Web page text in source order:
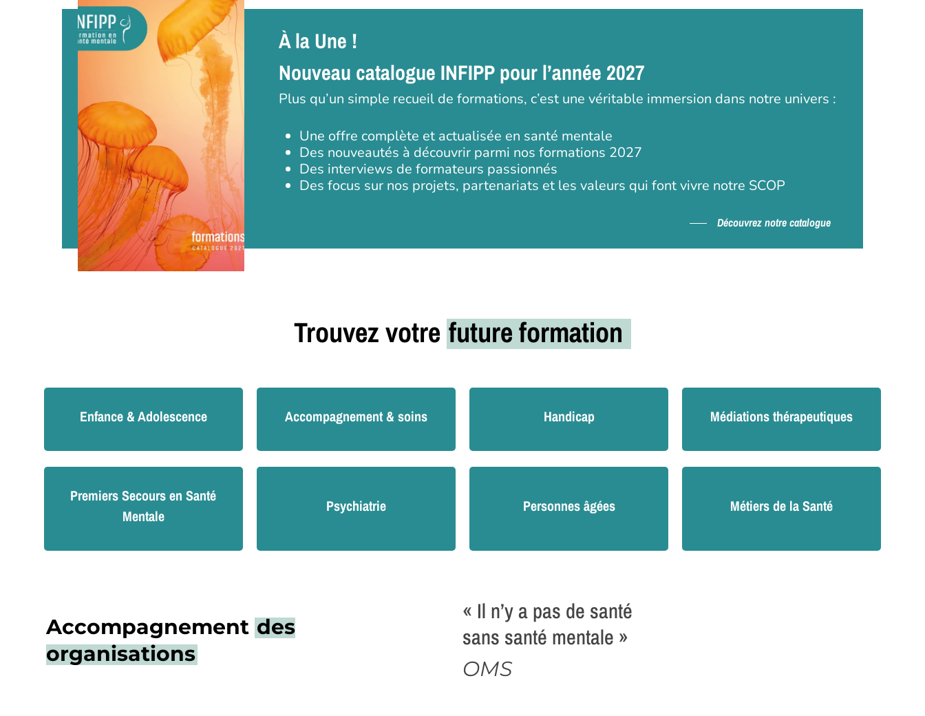
Appuyez sur Entrée pour une recherche ou ESC pour fermer
À la Une !
Nouveau catalogue INFIPP pour l’année 2027
Plus qu’un simple recueil de formations, c’est une véritable immersion dans notre univers :
Une offre complète et actualisée en santé mentale
Des nouveautés à découvrir parmi nos formations 2027
Des interviews de formateurs passionnés
Des focus sur nos projets, partenariats et les valeurs qui font vivre notre SCOP
Découvrez notre catalogue
Trouvez votre future formation
Enfance & Adolescence Accompagnement & soins Handicap Médiations thérapeutiques
Premiers Secours en Santé
Mentale
Psychiatrie Personnes âgées Métiers de la Santé
Accompagnement des
organisations
« Il n’y a pas de santé
sans santé mentale »
OMS